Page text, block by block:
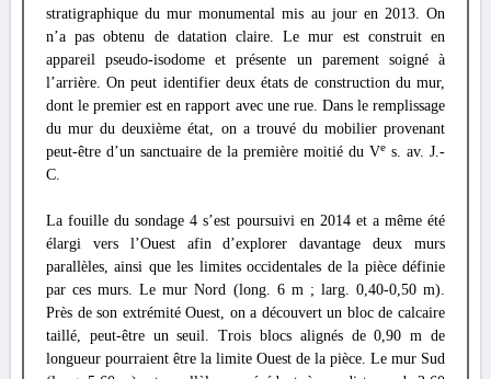
stratigraphique du mur monumental mis au jour en 2013. On
n’a pas obtenu de datation claire. Le mur est construit en
appareil pseudo-isodome et présente un parement soigné à
l’arrière. On peut identifier deux états de construction du mur,
dont le premier est en rapport avec une rue. Dans le remplissage
du mur du deuxième état, on a trouvé du mobilier provenant
peut-être d’un sanctuaire de la première moitié du Ve s. av. J.-
C.
La fouille du sondage 4 s’est poursuivi en 2014 et a même été
élargi vers l’Ouest afin d’explorer davantage deux murs
parallèles, ainsi que les limites occidentales de la pièce définie
par ces murs. Le mur Nord (long. 6 m ; larg. 0,40-0,50 m).
Près de son extrémité Ouest, on a découvert un bloc de calcaire
taillé, peut-être un seuil. Trois blocs alignés de 0,90 m de
longueur pourraient être la limite Ouest de la pièce. Le mur Sud